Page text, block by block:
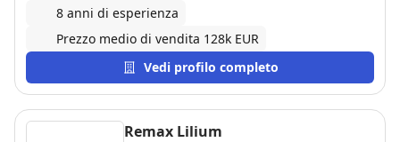
8 anni di esperienza
Prezzo medio di vendita 128k EUR
Vedi profilo completo
Remax Lilium